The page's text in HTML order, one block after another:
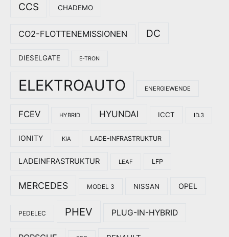
CCS CHADEMO
CO2-FLOTTENEMISSIONEN DC
DIESELGATE E-TRON
ELEKTROAUTO ENERGIEWENDE
FCEV HYBRID HYUNDAI ICCT ID.3
IONITY KIA LADE-INFRASTRUKTUR
LADEINFRASTRUKTUR LEAF LFP
MERCEDES MODEL 3 NISSAN OPEL
PEDELEC PHEV PLUG-IN-HYBRID